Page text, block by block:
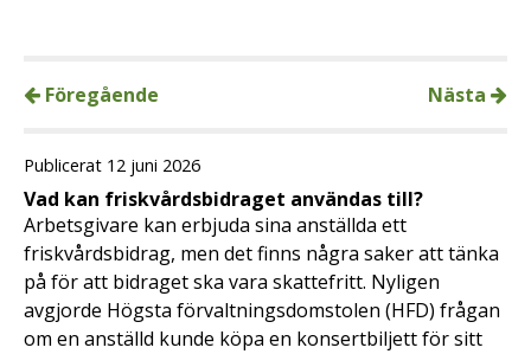
Föregående Nästa
Publicerat 12 juni 2026
Vad kan friskvårdsbidraget användas till?
Arbetsgivare kan erbjuda sina anställda ett
friskvårdsbidrag, men det finns några saker att tänka
på för att bidraget ska vara skattefritt. Nyligen
avgjorde Högsta förvaltningsdomstolen (HFD) frågan
om en anställd kunde köpa en konsertbiljett för sitt